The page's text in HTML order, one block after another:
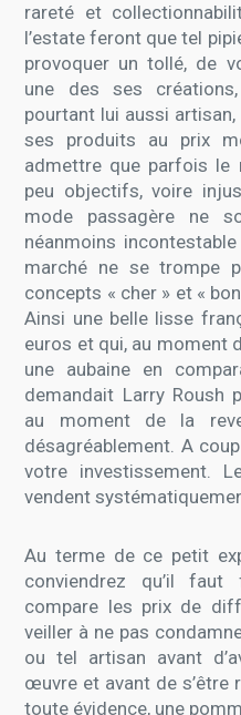
rareté et
l’estate feront que tel
provoquer un tollé, de
une des ses
pourtant lui aussi
ses produits au prix
admettre que parfois le
peu objectifs, voire
mode passagère ne
néanmoins
marché ne se trompe
concepts « cher » et «
Ainsi une belle lisse
euros et qui, au moment
une aubaine en
demandait Larry Roush
au moment de la
désagréablement. A
votre investissement.
vendent
Au terme de ce petit
conviendrez qu’il
compare les prix de
veiller à ne pas
ou tel artisan avant
œuvre et avant de s’être
toute évidence, une